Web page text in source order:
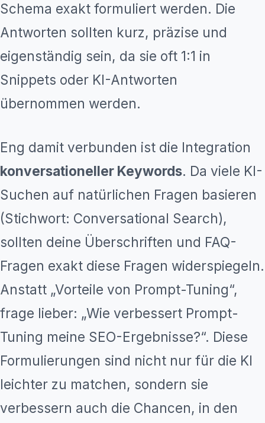
Schema exakt formuliert werden. Die
Antworten sollten kurz, präzise und
eigenständig sein, da sie oft 1:1 in
Snippets oder KI-Antworten
übernommen werden.
Eng damit verbunden ist die Integration
konversationeller Keywords. Da viele KI-
Suchen auf natürlichen Fragen basieren
(Stichwort: Conversational Search),
sollten deine Überschriften und FAQ-
Fragen exakt diese Fragen widerspiegeln.
Anstatt „Vorteile von Prompt-Tuning“,
frage lieber: „Wie verbessert Prompt-
Tuning meine SEO-Ergebnisse?“. Diese
Formulierungen sind nicht nur für die KI
leichter zu matchen, sondern sie
verbessern auch die Chancen, in den